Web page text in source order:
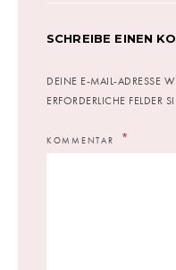
SCHREIBE EINEN
DEINE E-MAIL-ADRESSE
ERFORDERLICHE FELDER
KOMMENTAR